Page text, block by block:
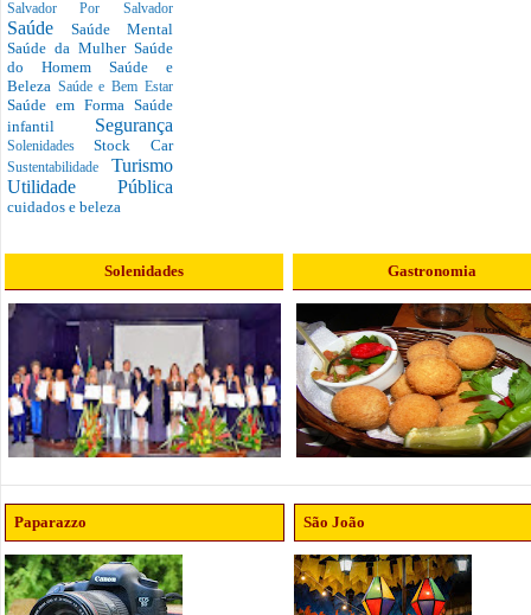
Salvador Por Salvador
Saúde Saúde Mental
Saúde da Mulher Saúde
do Homem Saúde e
Beleza Saúde e Bem Estar
Saúde em Forma Saúde
infantil Segurança
SolenidadesStock Car
Sustentabilidade Turismo
Utilidade Pública
cuidados e beleza
Solenidades Gastronomia
Paparazzo São João